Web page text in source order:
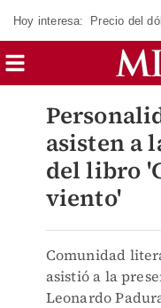
Hoy interesa: Precio del
asisten a
del libro
viento'
Comunidad
asistió a la
Leonardo